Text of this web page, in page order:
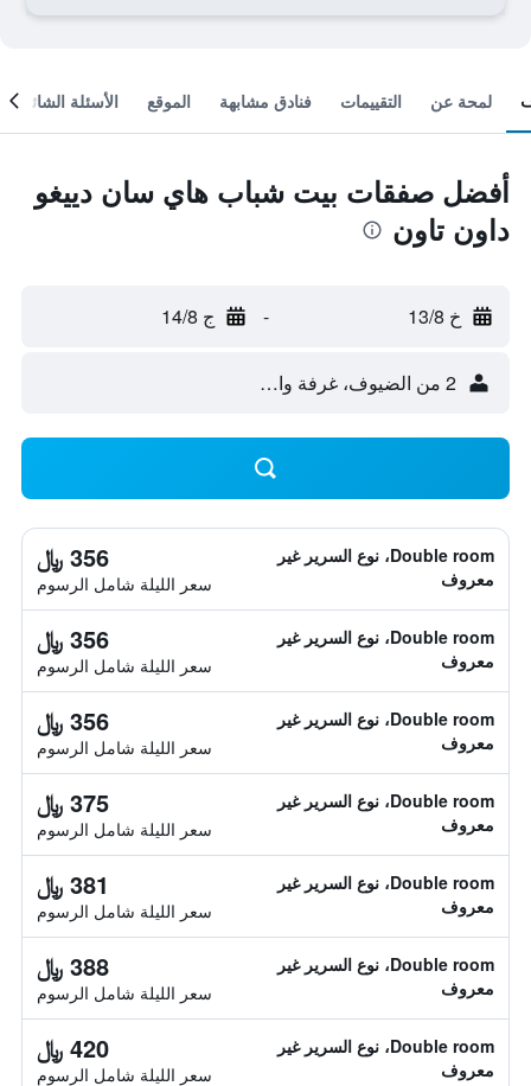
لمحة عن التقييمات فنادق مشابهة الموقع الأسئلة الشائعة
أفضل صفقات بيت شباب هاي سان دييغو
داون تاون
خ 13/8 - ج 14/8
2 من الضيوف، غرفة واحدة
Double room، نوع السرير غير
معروف
356 ﷼
سعر الليلة شامل الرسوم
Double room، نوع السرير غير
معروف
356 ﷼
سعر الليلة شامل الرسوم
Double room، نوع السرير غير
معروف
356 ﷼
سعر الليلة شامل الرسوم
Double room، نوع السرير غير
معروف
375 ﷼
سعر الليلة شامل الرسوم
Double room، نوع السرير غير
معروف
381 ﷼
سعر الليلة شامل الرسوم
Double room، نوع السرير غير
معروف
388 ﷼
سعر الليلة شامل الرسوم
Double room، نوع السرير غير
معروف
420 ﷼
سعر الليلة شامل الرسوم